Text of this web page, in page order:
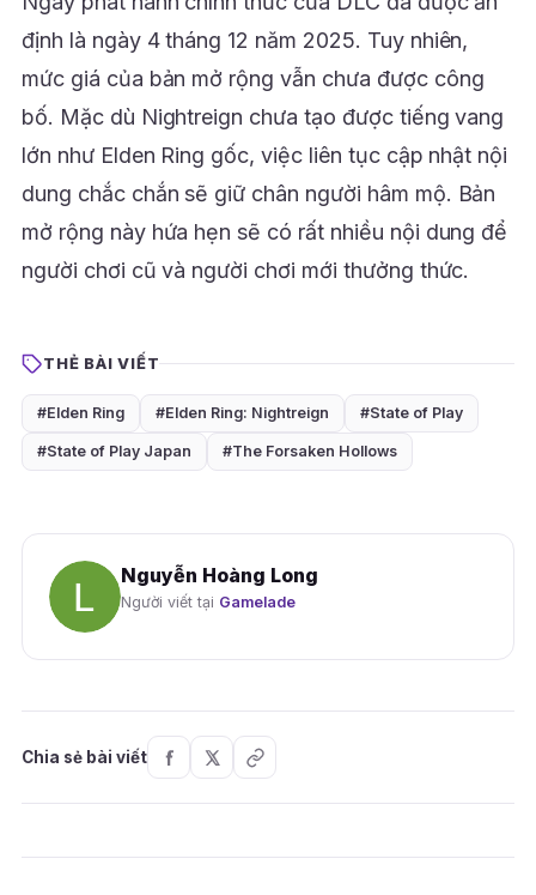
định là ngày 4 tháng 12 năm 2025. Tuy nhiên,
mức giá của bản mở rộng vẫn chưa được công
bố. Mặc dù Nightreign chưa tạo được tiếng vang
lớn như Elden Ring gốc, việc liên tục cập nhật nội
dung chắc chắn sẽ giữ chân người hâm mộ. Bản
mở rộng này hứa hẹn sẽ có rất nhiều nội dung để
người chơi cũ và người chơi mới thưởng thức.
THẺ BÀI VIẾT
#Elden Ring #Elden Ring: Nightreign #State of Play
#State of Play Japan #The Forsaken Hollows
Nguyễn Hoàng Long
Người viết tại Gamelade
Chia sẻ bài viết